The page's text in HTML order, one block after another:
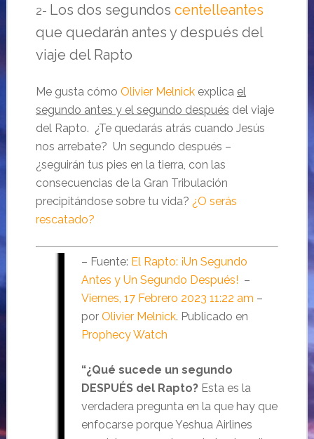
2- Los dos segundos centelleantes
que quedarán antes y después del
viaje del Rapto
Me gusta cómo Olivier Melnickexplica el
segundo antes y el segundo después del viaje
del Rapto. ¿Te quedarás atrás cuando Jesús
nos arrebate? Un segundo después –
¿seguirán tus pies en la tierra, con las
consecuencias de la Gran Tribulación
precipitándose sobre tu vida? ¿O serás
rescatado?
– Fuente: El Rapto: ¡Un Segundo
Antes y Un Segundo Después! –
Viernes, 17 Febrero 2023 11:22 am –
por Olivier Melnick. Publicado en
Prophecy Watch
“¿Qué sucede un segundo
DESPUÉS del Rapto?Esta es la
verdadera pregunta en la que hay que
enfocarse porque Yeshua Airlines